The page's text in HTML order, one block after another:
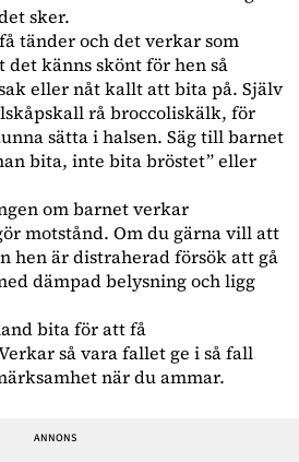
sker.
tänder och det verkar som
känns skönt för hen så
eller nåt kallt att bita på. Själv
rå broccoliskälk, för
sätta i halsen. Säg till barnet
bita, inte bita bröstet” eller
om barnet verkar
motstånd. Om du gärna vill att
hen är distraherad försök att gå
dämpad belysning och ligg
bita för att få
så vara fallet ge i så fall
när du ammar.